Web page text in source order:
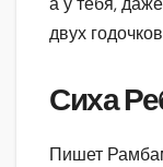
двух
Сиха
Пишет